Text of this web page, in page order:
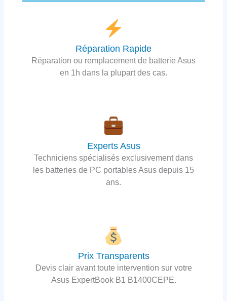
Réparation Rapide
Réparation ou remplacement de batterie Asus
en 1h dans la plupart des cas.
Experts Asus
Techniciens spécialisés exclusivement dans
les batteries de PC portables Asus depuis 15
ans.
Prix Transparents
Devis clair avant toute intervention sur votre
Asus ExpertBook B1 B1400CEPE.